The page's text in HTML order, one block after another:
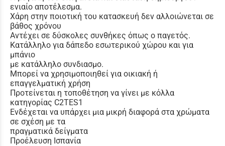
ενιαίο αποτέλεσμα.
Χάρη στην ποιοτική του κατασκευή δεν αλλοιώνεται σε
βάθος χρόνου
Αντέχει σε δύσκολες συνθήκες όπως ο παγετός.
Κατάλληλο για δάπεδο εσωτερικού χώρου και για
μπάνιο
με κατάλληλο συνδιασμο.
Μπορεί να χρησιμοποιηθεί για οικιακή ή
επαγγελματική χρήση
Προτείνεται η τοποθέτηση να γίνει με κόλλα
κατηγορίας C2TES1
Ενδέχεται να υπάρχει μια μικρή διαφορά στα χρώματα
σε σχέση με τα
πραγματικά δείγματα
Προέλευση Ισπανία